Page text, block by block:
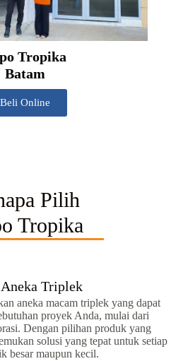
Tropika
Batam
Beli Online
Pilih
Tropika
Aneka Triplek
aneka macam triplek yang dapat
proyek Anda, mulai dari
Dengan pilihan produk yang
solusi yang tepat untuk setiap
besar maupun kecil.